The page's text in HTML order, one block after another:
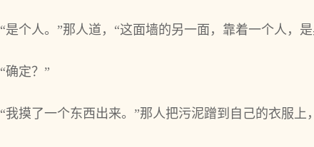
“是个人。”那人道，“这面墙的另一面，靠着一个人，
“确定？”
“我摸了一个东西出来。”那人把污泥蹭到自己的衣服